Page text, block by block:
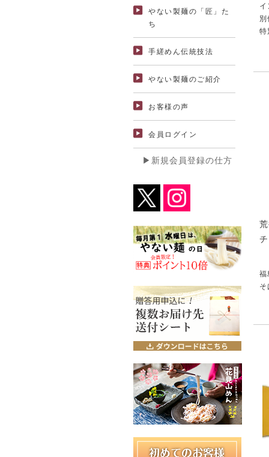
やない製麺の「匠」た
ち
手縒めん伝統技法
やない製麺のご紹介
お客様の声
会員ログイン
▶新規会員登録の仕方
福